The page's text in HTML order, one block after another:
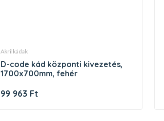
akrilkádak
d-code kád központi kivezetés,
1700x700mm, fehér
99 963 Ft